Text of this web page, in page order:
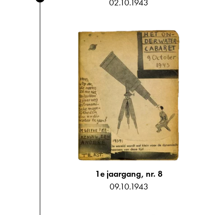
02.10.1943
1e jaargang, nr. 8
09.10.1943